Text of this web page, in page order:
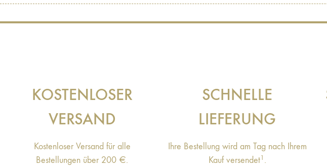
KOSTENLOSER
VERSAND
Kostenloser Versand für alle
Bestellungen über 200 €.
SCHNELLE
LIEFERUNG
Ihre Bestellung wird am Tag nach Ihrem
Kauf versendet1 .